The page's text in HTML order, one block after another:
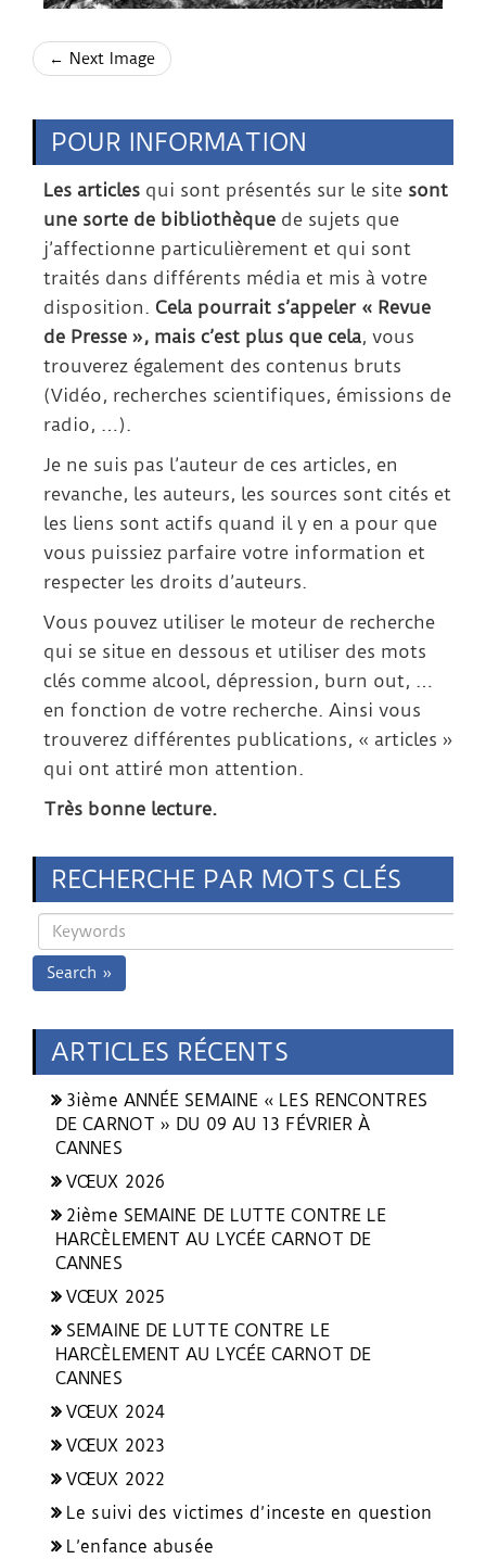
← Next Image
POUR INFORMATION
Les articles qui sont présentés sur le site sont
une sorte de bibliothèque de sujets que
j’affectionne particulièrement et qui sont
traités dans différents média et mis à votre
disposition. Cela pourrait s’appeler « Revue
de Presse », mais c’est plus que cela, vous
trouverez également des contenus bruts
(Vidéo, recherches scientifiques, émissions de
radio, …).
Je ne suis pas l’auteur de ces articles, en
revanche, les auteurs, les sources sont cités et
les liens sont actifs quand il y en a pour que
vous puissiez parfaire votre information et
respecter les droits d’auteurs.
Vous pouvez utiliser le moteur de recherche
qui se situe en dessous et utiliser des mots
clés comme alcool, dépression, burn out, …
en fonction de votre recherche. Ainsi vous
trouverez différentes publications, « articles »
qui ont attiré mon attention.
Très bonne lecture.
RECHERCHE PAR MOTS CLÉS
Search »
ARTICLES RÉCENTS
3ième ANNÉE SEMAINE « LES RENCONTRES
DE CARNOT » DU 09 AU 13 FÉVRIER À
CANNES
VŒUX 2026
2ième SEMAINE DE LUTTE CONTRE LE
HARCÈLEMENT AU LYCÉE CARNOT DE
CANNES
VŒUX 2025
SEMAINE DE LUTTE CONTRE LE
HARCÈLEMENT AU LYCÉE CARNOT DE
CANNES
VŒUX 2024
VŒUX 2023
VŒUX 2022
Le suivi des victimes d’inceste en question
L’enfance abusée